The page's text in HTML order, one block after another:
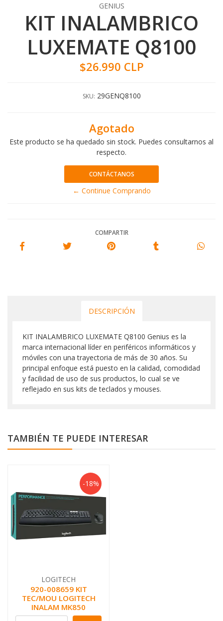
GENIUS
KIT INALAMBRICO
LUXEMATE Q8100
$26.990 CLP
SKU: 29GENQ8100
Agotado
Este producto se ha quedado sin stock. Puedes consultarnos al
respecto.
CONTÁCTANOS
← Continue Comprando
COMPARTIR
DESCRIPCIÓN
KIT INALAMBRICO LUXEMATE Q8100 Genius es la
marca internacional líder en periféricos informáticos y
móviles con una trayectoria de más de 30 años. Su
principal enfoque está puesto en la calidad, comodidad
y facilidad de uso de sus productos, lo cual se ve
reflejado en sus kits de teclados y mouses.
TAMBIÉN TE PUEDE INTERESAR
-18%
LOGITECH
920-008659 KIT
TEC/MOU LOGITECH
INALAM MK850